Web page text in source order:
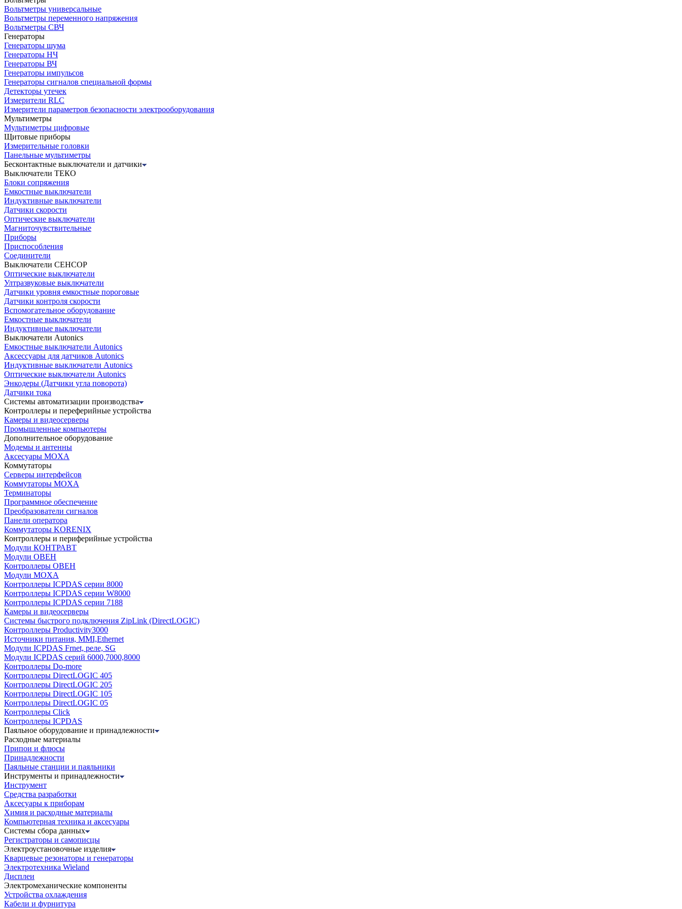
Вольтметры универсальные
Вольтметры переменного напряжения
Вольтметры СВЧ
Генераторы
Генераторы шума
Генераторы НЧ
Генераторы ВЧ
Генераторы импульсов
Генераторы сигналов специальной формы
Детекторы утечек
Измерители RLC
Измерители параметров безопасности электрооборудования
Мультиметры
Мультиметры цифровые
Щитовые приборы
Измерительные головки
Панельные мультиметры
Бесконтактные выключатели и датчики
Выключатели ТЕКО
Блоки сопряжения
Емкостные выключатели
Индуктивные выключатели
Датчики скорости
Оптические выключатели
Магниточувствительные
Приборы
Приспособления
Соединители
Выключатели СЕНСОР
Оптические выключатели
Ултразвуковые выключатели
Датчики уровня емкостные пороговые
Датчики контроля скорости
Вспомогательное оборудование
Емкостные выключатели
Индуктивные выключатели
Выключатели Autonics
Емкостные выключатели Autonics
Аксессуары для датчиков Autonics
Индуктивные выключатели Autonics
Оптические выключатели Autonics
Энкодеры (Датчики угла поворота)
Датчики тока
Системы автоматизации производства
Контроллеры и переферийные устройства
Камеры и видеосерверы
Промышленные компьютеры
Дополнительное оборудование
Модемы и антенны
Аксесуары MOXA
Коммутаторы
Серверы интерфейсов
Коммутаторы MOXA
Терминаторы
Программное обеспечение
Преобразователи сигналов
Панели оператора
Коммутаторы KORENIX
Контроллеры и периферийные устройства
Модули КОНТРАВТ
Модули ОВЕН
Контроллеры ОВЕН
Модули MOXA
Контроллеры ICPDAS серии 8000
Контроллеры ICPDAS серии W8000
Контроллеры ICPDAS серии 7188
Камеры и видеосерверы
Системы быстрого подключения ZipLink (DirectLOGIC)
Контроллеры Productivity3000
Источники питания, MMI,Ethernet
Модули ICPDAS Frnet, реле, SG
Модули ICPDAS серий 6000,7000,8000
Контроллеры Do-more
Контроллеры DirectLOGIC 405
Контроллеры DirectLOGIC 205
Контроллеры DirectLOGIC 105
Контроллеры DirectLOGIC 05
Контроллеры Click
Контроллеры ICPDAS
Паяльное оборудование и принадлежности
Расходные материалы
Припои и флюсы
Принадлежности
Паяльные станции и паяльники
Инструменты и принадлежности
Инструмент
Средства разработки
Аксесуары к приборам
Химия и расходные материалы
Компьютерная техника и аксесуары
Системы сбора данных
Регистраторы и самописцы
Электроустановочные изделия
Кварцевые резонаторы и генераторы
Электротехника Wieland
Дисплеи
Электромеханические компоненты
Устройства охлаждения
Кабели и фурнитура